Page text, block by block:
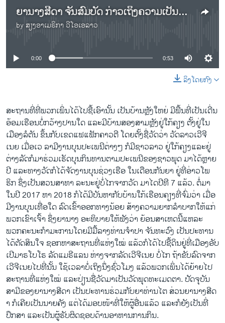
ຍານາງສີດາ ຈັນສົມບັດ ກ່າວເຖິງຄວາມເປັນມາຂອງວັດລາວພຸດທະເມດຕາ
by ສຽງອາເມຣິກາ ວີໂອເອລາວ
No media source currently available
0:00 0:53
ລິງໂດຍກົງ
ສະຖານທີ່ທີ່ພວກເພິ່ນໄດ້ໄປຊື້ເອົານັ້ນ ເປັນບ້ານຫຼັງໃຫຍ່ ມີພື້ນທີ່ເປັນເດີ່ນ
ອ້ອມເຮືອນບໍ່ກວ້າງປານໃດ ແລະມີບ້ານສອງສາມຫຼັງຢູ່ໃກ້ຄຽງ ຕັ້ງຢູ່ໃນ
ເມືອງລໍຕັນ ຂຶ້ນກັບເຂດແຟແຟັກຄາວຕີ ໂດຍຕັ້ງຊື່ວັດວ່າ ວັດລາວເວີຈີ
ເນຍ ເມື່ອເວ ລາມີງານບຸນປະເພນີຕ່າງໆ ກໍມີຊາວລາວ ຢູ່ໃກ້ຄຽງແລະຢູ່
ຕ່າງລັດກໍມາຮ່ວມເຮັດບຸນກິນທານຕາມປະເພນີຂອງຊາວພຸດ ມາໄດ້ຫຼາຍ
ປີ ແລະທາງວັດກໍໄດ້ຈັດງານບຸນຊ່ວງເຮືອ ໃນເດືອນກັນຍາ ຢູ່ທີ່ອ່າວໂພ
ຮິກ ຊຶ່ງເປັນສວນສາທາ ລະນະຢູ່ບໍ່ໄກຈາກວັດ ມາໄດປີທີ 7 ແລ້ວ. ຕໍ່ມາ
ໃນປີ 2017 ຫາ 2018 ກໍໄດ້ມີບັນຫາກັບບ້ານໃກ້ເຮືອນຄຽງທີ່ຈົ່ມວ່າ ເມື່ອ
ມີງານບຸນເທື່ອໃດ ລົດເຂົ້າອອກທາງນ້ອຍ ສ້າງຄວາມຍາກລຳບາກໃຫ້ແກ່
ພວກເຂົາເຈົ້າ ຊຶ່ງຍານາງ ອະທິບາຍໃຫ້ຟັງວ່າ ຍ້ອນສາເຫດນີ້ແຫລະ
ພວກຄະນະກຳມະການໂດຍມີມື້ລາງທ່ານຈຳປາ ຈັນທະວົງ ເປັນປະທານ
ໄດ້ຕັດສິນໃຈ ຊອກຫາສະຖານທີ່ແຫ່ງໃໝ່ ແລ້ວກໍໄດ້ໄປຊື້ດິນຢູ່ທີ່ເມືອງອັບ
ເປີມາຣໂບໂຣ ລັດແມຣີແລນ ຫ່າງຈາກລັດເວີຈີເນຍ ບໍ່ໄກ ຖ້າຂັບລົດຈາກ
ເວີຈີເນຍໄປທີ່ນັ້ນ ໃຊ້ເວລາບໍ່ເຖິງນຶ່ງຊົ່ວໂມງ ແລ້ວພວກເພິ່ນໄດ້ຍ້າຍໄປ
ສະຖານທີ່ແຫ່ງໃໝ່ ແລະປ່ຽນຊື່ວັດມາເປັນວັດພຸດທະເມດຕາ. ປັດຈຸບັນ
ສາມີຂອງຍານາງສີດາ ເປັນປະທານຮ່ວມກັບຍາທ່ານໄຕ ສ່ວນຍານາງສີດ
າ ກໍເຄີຍເປັນນາຍຄັງ ແຕ່ໄດ້ມອບໜ້າທີ່ໃຫ້ຜູ້ອື່ນແລ້ວ ແລະກໍຍັງເປັນທີ່
ປຶກສາ ແລະເປັນຜູ້ຮັບຜິດຊອບດ້ານອາຫານການກິນ.